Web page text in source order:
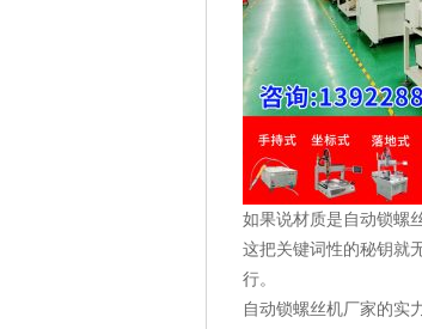
如果说材质是自动锁螺
这把关键词性的秘钥就
行。
自动锁螺丝机厂家的实